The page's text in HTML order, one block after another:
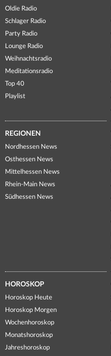
Oldie Radio
Schlager Radio
Party Radio
Lounge Radio
Weihnachtsradio
Meditationsradio
Top 40
Playlist
REGIONEN
Nordhessen News
Osthessen News
Mittelhessen News
Rhein-Main News
Südhessen News
HOROSKOP
Horoskop Heute
Horoskop Morgen
Wochenhoroskop
Monatshoroskop
Jahreshoroskop